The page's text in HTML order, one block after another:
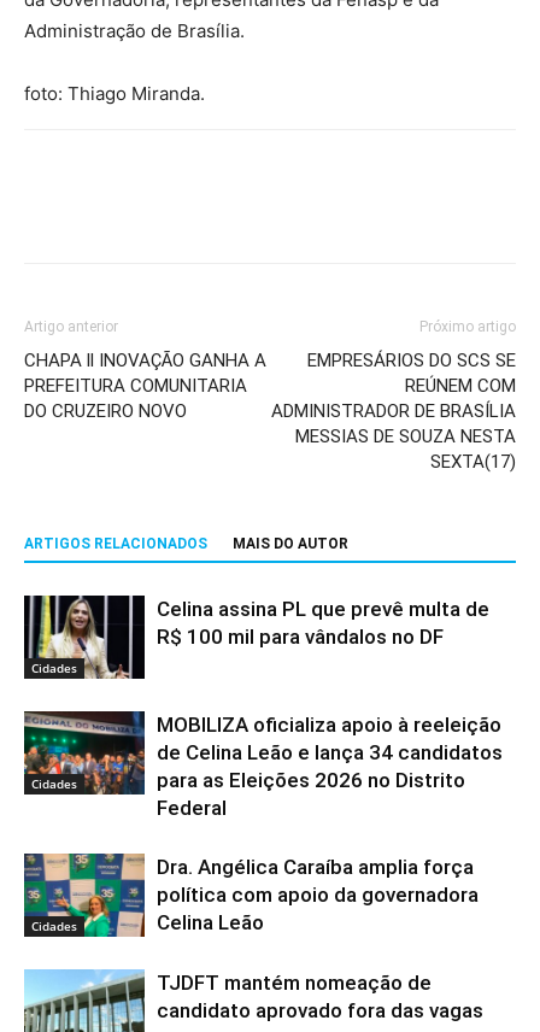
Administração de Brasília.
foto: Thiago Miranda.
Artigo anterior
CHAPA ll INOVAÇÃO GANHA A
PREFEITURA COMUNITARIA
DO CRUZEIRO NOVO
Próximo artigo
EMPRESÁRIOS DO SCS SE
REÚNEM COM
ADMINISTRADOR DE BRASÍLIA
MESSIAS DE SOUZA NESTA
SEXTA(17)
ARTIGOS RELACIONADOS MAIS DO AUTOR
Cidades
Celina assina PL que prevê multa de
R$ 100 mil para vândalos no DF
Cidades
MOBILIZA oficializa apoio à reeleição
de Celina Leão e lança 34 candidatos
para as Eleições 2026 no Distrito
Federal
Cidades
Dra. Angélica Caraíba amplia força
política com apoio da governadora
Celina Leão
TJDFT mantém nomeação de
candidato aprovado fora das vagas